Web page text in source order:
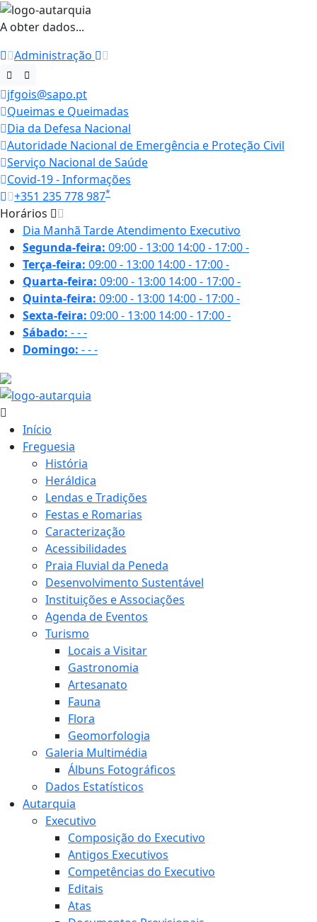
A obter dados...
Administração
jfgois@sapo.pt
Queimas e Queimadas
Dia da Defesa Nacional
Autoridade Nacional de Emergência e Proteção Civil
Serviço Nacional de Saúde
Covid-19 - Informações
+351 235 778 987*
Horários
Dia Manhã TardeAtendimento Executivo
Segunda-feira: 09:00 - 13:00 14:00 - 17:00-
Terça-feira: 09:00 - 13:00 14:00 - 17:00-
Quarta-feira: 09:00 - 13:00 14:00 - 17:00-
Quinta-feira: 09:00 - 13:00 14:00 - 17:00-
Sexta-feira: 09:00 - 13:00 14:00 - 17:00-
Sábado: ---
Domingo: ---
Início
Freguesia
História
Heráldica
Lendas e Tradições
Festas e Romarias
Caracterização
Acessibilidades
Praia Fluvial da Peneda
Desenvolvimento Sustentável
Instituições e Associações
Agenda de Eventos
Turismo
Locais a Visitar
Gastronomia
Artesanato
Fauna
Flora
Geomorfologia
Galeria Multimédia
Álbuns Fotográficos
Dados Estatísticos
Autarquia
Executivo
Composição do Executivo
Antigos Executivos
Competências do Executivo
Editais
Atas